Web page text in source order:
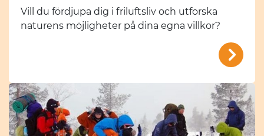
Vill du fördjupa dig i friluftsliv och utforska
naturens möjligheter på dina egna villkor?
/